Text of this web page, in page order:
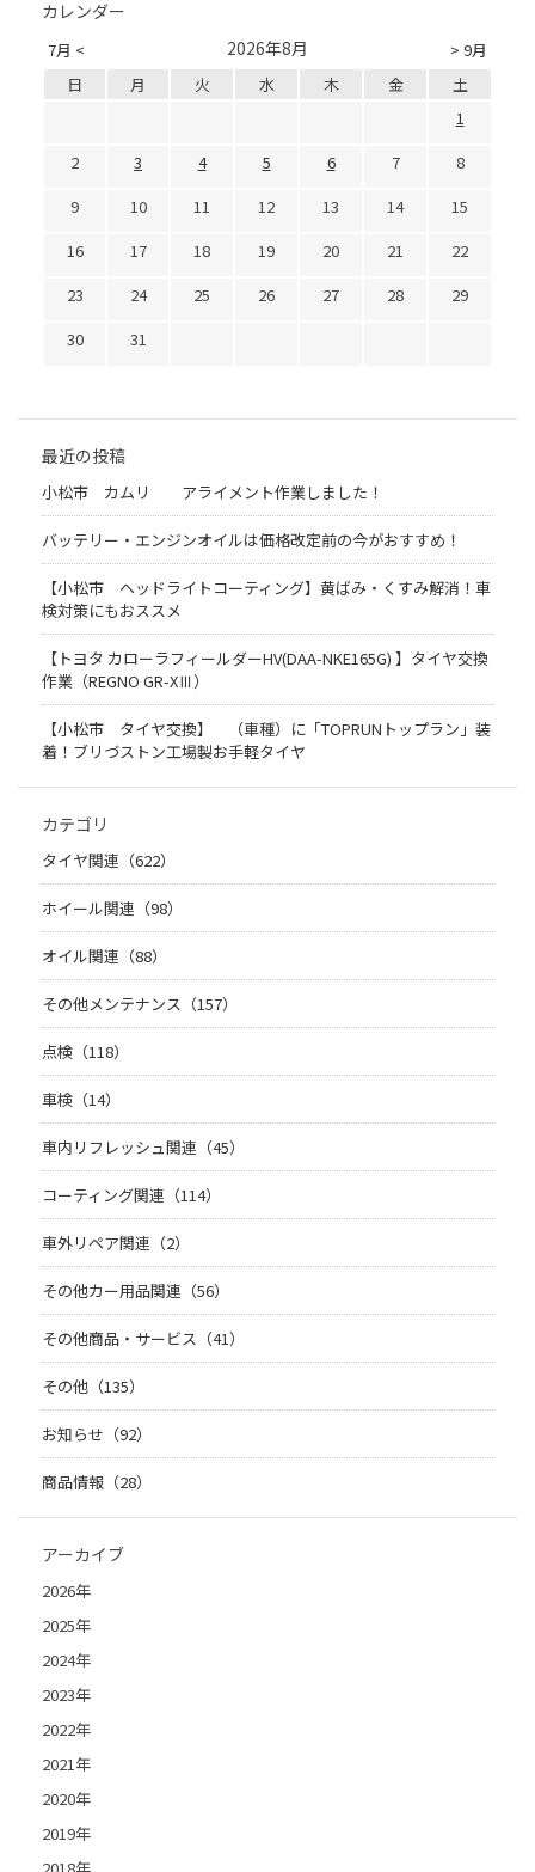
カレンダー
7月 < > 9月
2026年8月
日 月 火 水 木 金
土
1
2
3 4 5 6 7
8
9
10 11 12 13 14
15
16
17 18 19 20 21
22
23
24 25 26 27 28
29
30
31
最近の投稿
小松市 カムリ アライメント作業しました！
バッテリー・エンジンオイルは価格改定前の今がおすすめ！
【小松市 ヘッドライトコーティング】黄ばみ・くすみ解消！車
検対策にもおススメ
【トヨタ カローラフィールダーHV(DAA-NKE165G) 】タイヤ交換
作業（REGNO GR-XⅢ）
【小松市 タイヤ交換】 （車種）に「TOPRUNトップラン」装
着！ブリづストン工場製お手軽タイヤ
カテゴリ
タイヤ関連（622）
ホイール関連（98）
オイル関連（88）
その他メンテナンス（157）
点検（118）
車検（14）
車内リフレッシュ関連（45）
コーティング関連（114）
車外リペア関連（2）
その他カー用品関連（56）
その他商品・サービス（41）
その他（135）
お知らせ（92）
商品情報（28）
アーカイブ
2026年
2025年
2024年
2023年
2022年
2021年
2020年
2019年